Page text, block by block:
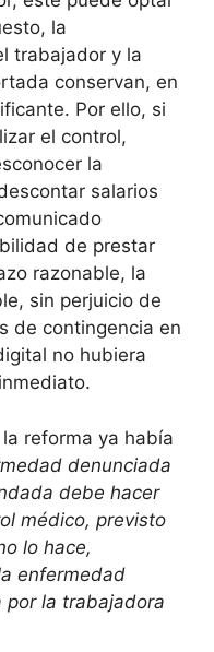
la
trabajador y la
conservan, en
Por ello, si
el control,
la
salarios
de prestar
razonable, la
sin perjuicio de
de contingencia en
no hubiera
reforma ya había
denunciada
debe hacer
médico, previsto
lo hace,
enfermedad
la trabajadora